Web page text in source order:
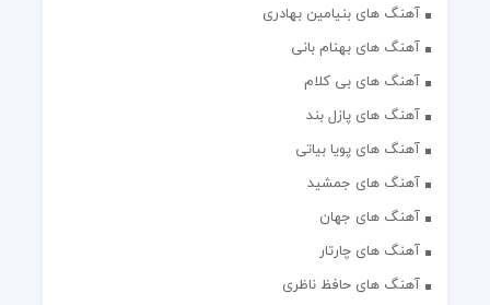
آهنگ های بنیامین بهادری
آهنگ های بهنام بانی
آهنگ های بی کلام
آهنگ های پازل بند
آهنگ های پویا بیاتی
آهنگ های جمشید
آهنگ های جهان
آهنگ های چارتار
آهنگ های حافظ ناظری